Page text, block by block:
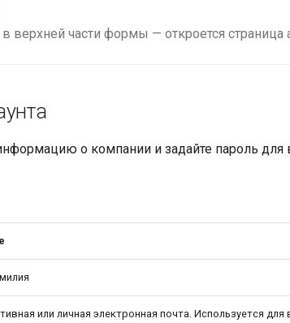
в верхней части формы — откроется страница
о компании и задайте пароль для
или личная электронная почта. Используется для